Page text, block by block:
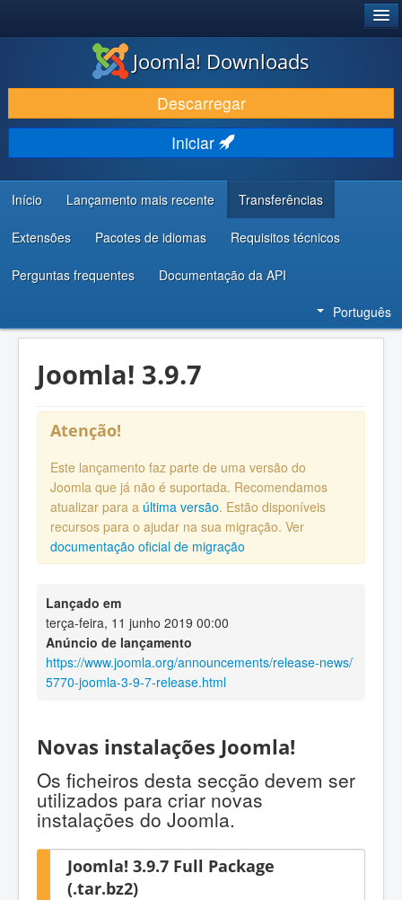
DESCARREGAR E EVOLUIR
DESCOBRIR E APRENDER
COMUNIDADE E SUPORTE
RECURSOS PARA PROGRAMADORES
Joomla! Downloads
Descarregar
Iniciar
Início Lançamento mais recente Transferências
Extensões Pacotes de idiomas Requisitos técnicos
Perguntas frequentes Documentação da API
Português
Joomla! 3.9.7
Atenção!
Este lançamento faz parte de uma versão do
Joomla que já não é suportada. Recomendamos
atualizar para a última versão. Estão disponíveis
recursos para o ajudar na sua migração. Ver
documentação oficial de migração
Lançado em
terça-feira, 11 junho 2019 00:00
Anúncio de lançamento
https://www.joomla.org/announcements/release-news/
5770-joomla-3-9-7-release.html
Novas instalações Joomla!
Os ficheiros desta secção devem ser
utilizados para criar novas
instalações do Joomla.
Joomla! 3.9.7 Full Package
(.tar.bz2)